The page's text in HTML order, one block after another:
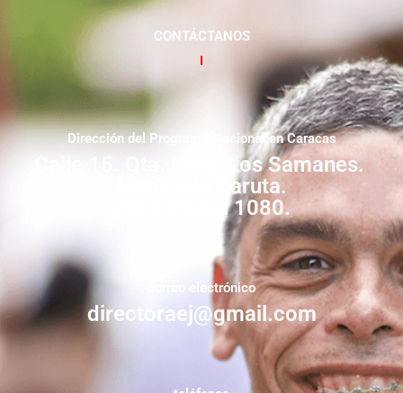
CONTÁCTANOS
Dirección del Programa Nacional en Caracas
Calle 15. Qta. Livia. Los Samanes.
Municipio Baruta.
Zona Postal 1080.
correo electrónico
directoraej@gmail.com